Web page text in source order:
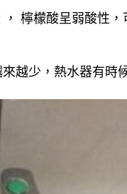
檸檬酸呈弱酸性
越少，熱水器有